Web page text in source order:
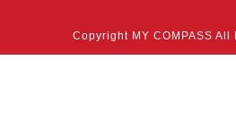
Copyright MY COMPASS All